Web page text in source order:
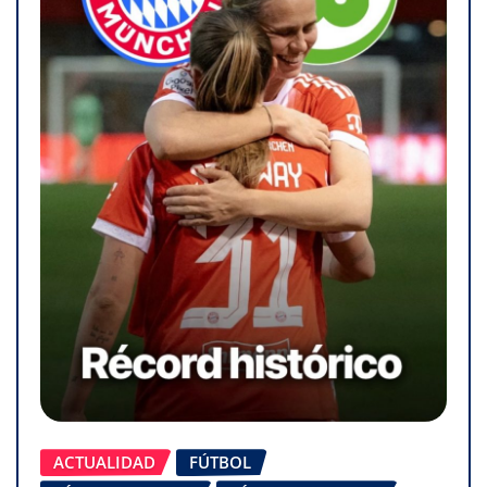
ACTUALIDAD
FÚTBOL